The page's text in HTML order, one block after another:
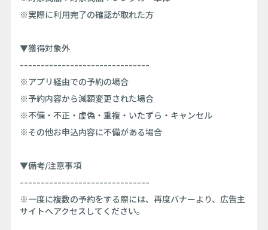
※実際に利用完了の確認が取れた方
▼獲得対象外
-------------------------------
※アプリ経由での予約の場合
※予約内容から減額変更された場合
※不備・不正・虚偽・重複・いたずら・キャンセル
※その他お申込内容に不備がある場合
▼備考/注意事項
-------------------------------
※一度に複数の予約をする際には、再度バナーより、広告主
サイトへアクセスしてください。